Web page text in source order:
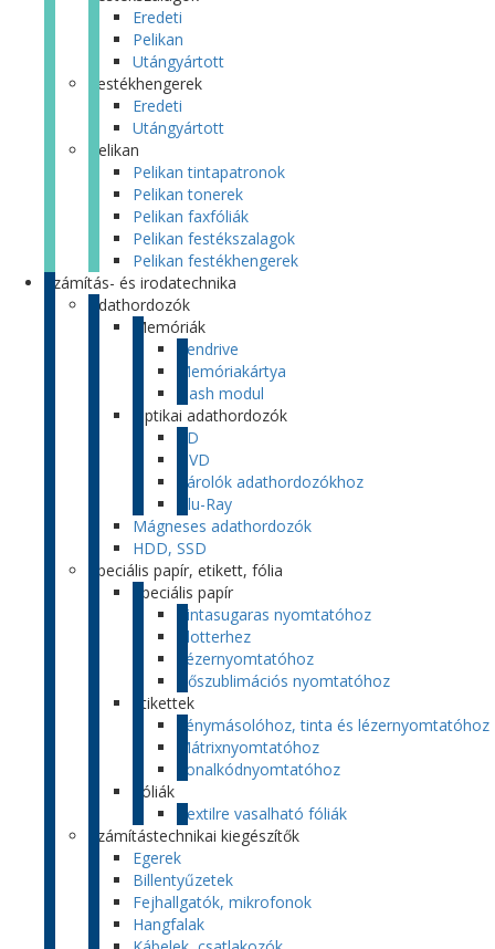
Eredeti
Pelikan
Utángyártott
Festékhengerek
Eredeti
Utángyártott
Pelikan
Pelikan tintapatronok
Pelikan tonerek
Pelikan faxfóliák
Pelikan festékszalagok
Pelikan festékhengerek
Számítás- és irodatechnika
Adathordozók
Memóriák
Pendrive
Memóriakártya
Flash modul
Optikai adathordozók
CD
DVD
Tárolók adathordozókhoz
Blu-Ray
Mágneses adathordozók
HDD, SSD
Speciális papír, etikett, fólia
Speciális papír
Tintasugaras nyomtatóhoz
Plotterhez
Lézernyomtatóhoz
Hőszublimációs nyomtatóhoz
Etikettek
Fénymásolóhoz, tinta és lézernyomtatóhoz
Mátrixnyomtatóhoz
Vonalkódnyomtatóhoz
Fóliák
Textilre vasalható fóliák
Számítástechnikai kiegészítők
Egerek
Billentyűzetek
Fejhallgatók, mikrofonok
Hangfalak